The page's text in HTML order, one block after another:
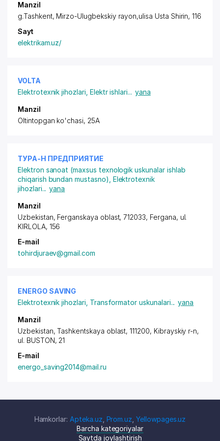
Manzil
g.Tashkent, Mirzo-Ulugbekskiy rayon,ulisa Usta Shirin, 116
Sayt
elektrikam.uz/
VOLTA
Elektrotexnik jihozlari Elektr ishlari... yana
Manzil
Oltintopgan ko'chasi, 25A
ТУРА-Н ПРЕДПРИЯТИЕ
Elektron sanoat (maxsus texnologik uskunalar ishlab
chiqarish bundan mustasno) Elektrotexnik
jihozlari... yana
Manzil
Uzbekistan, Ferganskaya oblast, 712033, Fergana, ul.
KIRLOLA, 156
E-mail
tohirdjuraev@gmail.com
ENERGO SAVING
Elektrotexnik jihozlari Transformator uskunalari... yana
Manzil
Uzbekistan, Tashkentskaya oblast, 111200, Kibrayskiy r-n,
ul. BUSTON, 21
E-mail
energo_saving2014@mail.ru
Hamkorlar: Apteka.uz Prom.uz ,Yellowpages.uz
Barcha kategoriyalar
Saytda joylashtirish